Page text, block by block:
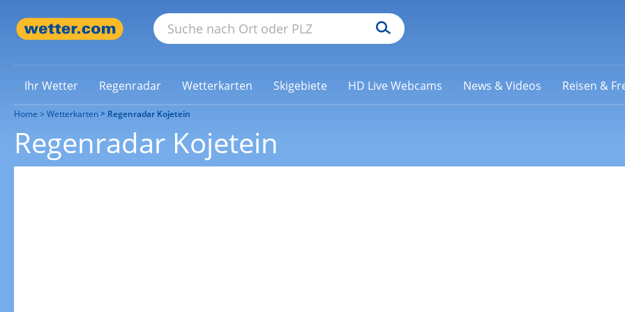
Ihr Wetter Regenradar Wetterkarten Skigebiete HD Live Webcams News & Videos Reisen &
Home Wetterkarten Regenradar Kojetein
Regenradar Kojetein